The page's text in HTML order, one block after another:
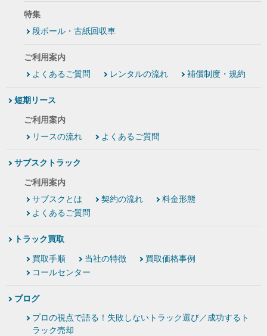
特集
段ボール・古紙回収車
ご利用案内
よくあるご質問
レンタルの流れ 補償制度・規約
短期リース
ご利用案内
リースの流れ
よくあるご質問
サブスクトラック
ご利用案内
サブスクとは
契約の流れ
料金形態
よくあるご質問
トラック買取
買取手順 当社の特徴
買取価格事例
コールセンター
ブログ
プロの視点で語る！失敗しないトラック選び／成功するト
ラック売却